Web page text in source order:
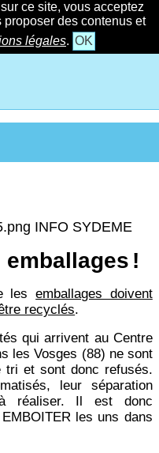
ce site, vous acceptez
des contenus et
légales. OK
INFO SYDEME
!
lesemballages doivent
recyclés.
qui arrivent au Centre
les Vosges (88) ne sont
tri et sont donc refusés.
leur séparation
à réaliser. Il est donc
les uns dans